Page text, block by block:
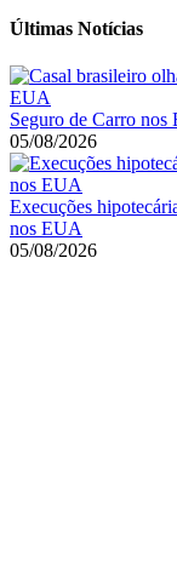
Últimas Notícias
Seguro de Carro
05/08/2026
Execuções
nos EUA
05/08/2026